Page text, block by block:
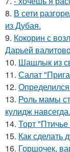
8. В сети
из Дубая.
9. Кокорин с
Дарьей
10. Шашлык из
11. Салат
12.
13. Роль мамы
кулидж навсегда.
14. Торт
15. Как сделать
16. Горшочек,